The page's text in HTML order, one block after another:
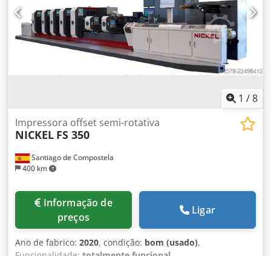
1 /8
Santiago de Compostela
400 km
Impressora offset semi-rotativa
NICKEL FS 350
preços
Ligar
Ano de fabrico: 2020, condição: bom (usado),